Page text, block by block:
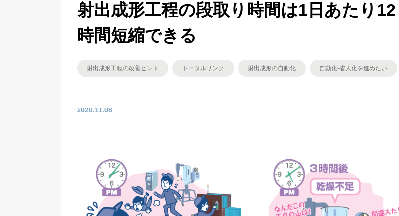
射出成形工程の段取り時間は1日あたり12
時間短縮できる
射出成形工程の改善ヒント トータルリンク 射出成形の自動化 自動化-省人化を進めたい
2020.11.08